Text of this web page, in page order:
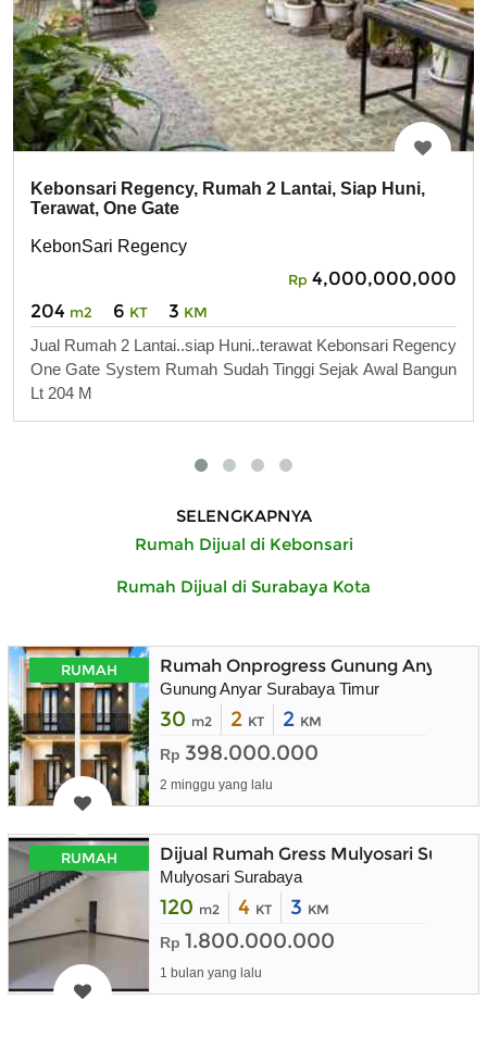
Kebonsari Regency, Rumah 2 Lantai, Siap Huni,
Terawat, One Gate
KebonSari Regency
Rp 4,000,000,000
204 m2 6 KT 3 KM
Jual Rumah 2 Lantai..siap Huni..terawat Kebonsari Regency
One Gate System Rumah Sudah Tinggi Sejak Awal Bangun
Lt 204 M
SELENGKAPNYA
Rumah Dijual di Kebonsari
Rumah Dijual di Surabaya Kota
RUMAH Rumah Onprogress Gunung Anyar
Gunung Anyar Surabaya Timur
30 m2 2 KT 2 KM
Rp 398.000.000
2 minggu yang lalu
RUMAH Dijual Rumah Gress Mulyosari
Mulyosari Surabaya
120 m2 4 KT 3 KM
Rp 1.800.000.000
1 bulan yang lalu